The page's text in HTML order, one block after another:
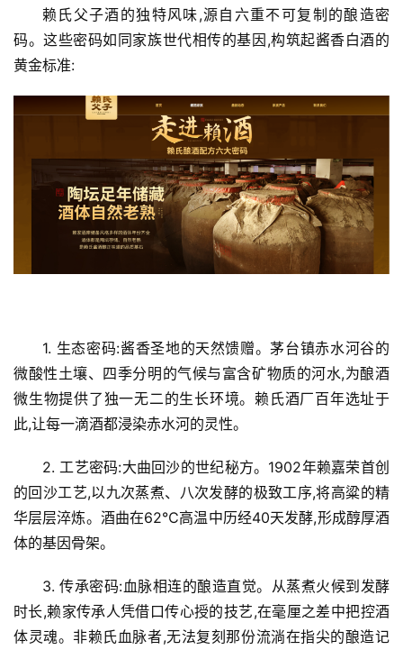
首
页
讯
商
消
费
赖氏父子酒的独特风味,源自六重不可复制的酿造密
码。这些密码如同家族世代相传的基因,构筑起酱香白酒的
黄金标准:
1. 生态密码:酱香圣地的天然馈赠。茅台镇赤水河谷的
微酸性土壤、四季分明的气候与富含矿物质的河水,为酿酒
微生物提供了独一无二的生长环境。赖氏酒厂百年选址于
此,让每一滴酒都浸染赤水河的灵性。
2. 工艺密码:大曲回沙的世纪秘方。1902年赖嘉荣首创
的回沙工艺,以九次蒸煮、八次发酵的极致工序,将高粱的精
华层层淬炼。酒曲在62℃高温中历经40天发酵,形成醇厚酒
体的基因骨架。
3. 传承密码:血脉相连的酿造直觉。从蒸煮火候到发酵
时长,赖家传承人凭借口传心授的技艺,在毫厘之差中把控酒
体灵魂。非赖氏血脉者,无法复刻那份流淌在指尖的酿造记